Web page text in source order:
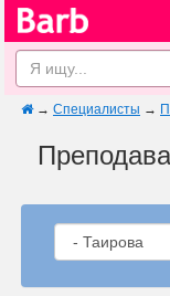
→ Специалисты →